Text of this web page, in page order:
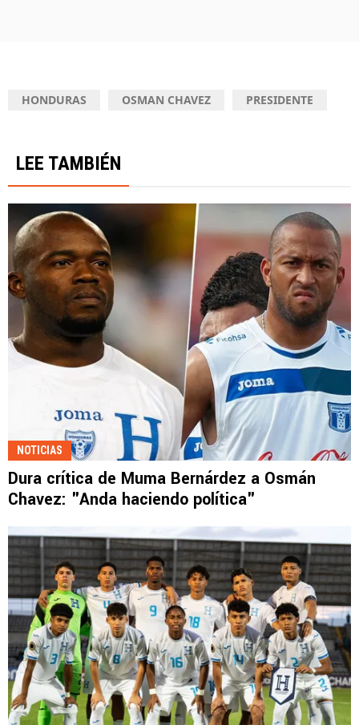
HONDURAS OSMAN CHAVEZ PRESIDENTE
LEE TAMBIÉN
NOTICIAS
Dura crítica de Muma Bernárdez a Osmán
Chavez: "Anda haciendo política"